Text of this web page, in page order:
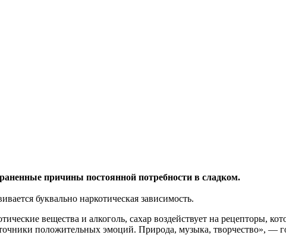
причины постоянной потребности в сладком.
буквально наркотическая зависимость.
вещества и алкоголь, сахар воздействует на рецепторы,
положительных эмоций. Природа, музыка, творчество», —